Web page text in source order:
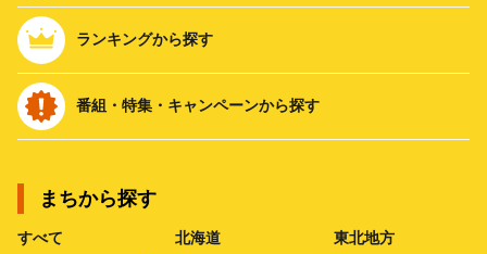
ランキングから探す
番組・特集・キャンペーンから探す
まちから探す
すべて 北海道 東北地方